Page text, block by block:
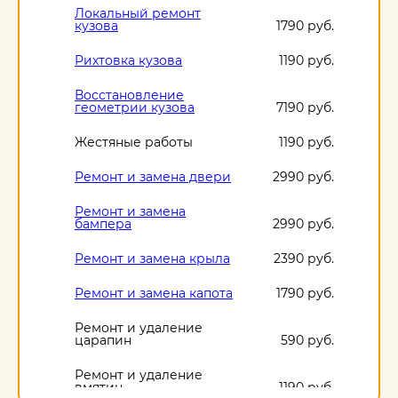
Локальный ремонт
кузова 1790 руб.
Рихтовка кузова 1190 руб.
Восстановление
геометрии кузова 7190 руб.
Жестяные работы 1190 руб.
Ремонт и замена двери 2990 руб.
Ремонт и замена
бампера 2990 руб.
Ремонт и замена крыла 2390 руб.
Ремонт и замена капота 1790 руб.
Ремонт и удаление
царапин 590 руб.
Ремонт и удаление
вмятин 1190 руб.